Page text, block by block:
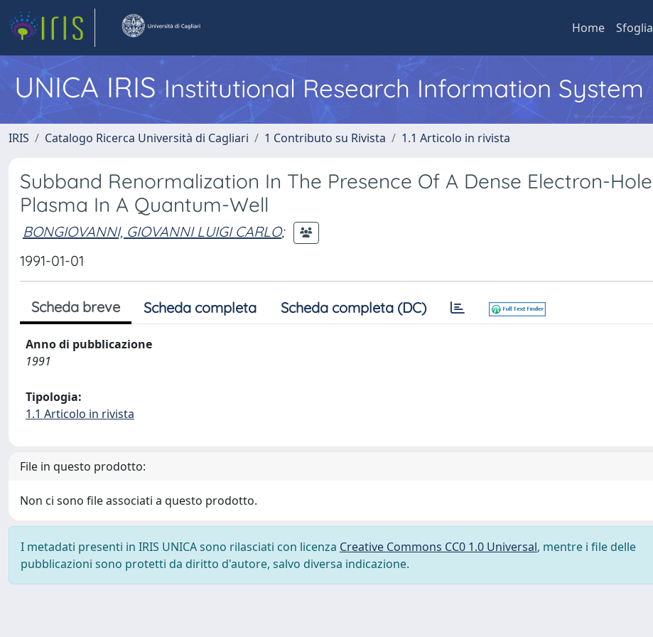
Home Sfoglia
UNICA IRISInstitutional Research Information System
IRIS Catalogo Ricerca Università di Cagliari 1 Contributo su Rivista 1.1 Articolo in rivista
Subband Renormalization In The Presence Of A Dense Electron-Hole
Plasma In A Quantum-Well
BONGIOVANNI, GIOVANNI LUIGI CARLO;
1991-01-01
Scheda breve Scheda completa Scheda completa (DC)
Anno di pubblicazione
1991
Tipologia:
1.1 Articolo in rivista
File in questo prodotto:
Non ci sono file associati a questo prodotto.
I metadati presenti in IRIS UNICA sono rilasciati con licenza Creative Commons CC0 1.0 Universal, mentre i file delle
pubblicazioni sono protetti da diritto d'autore, salvo diversa indicazione.